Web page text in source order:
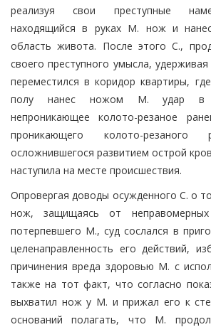
реализуя свои преступные
находящийся в руках М. нож и
область живота. После этого С.,
своего преступного умысла,
переместился в коридор квартиры,
полу нанес ножом М. удар в
непроникающее колото-резаное
проникающего колото-резаного
осложнившегося развитием острой
наступила на месте происшествия.
Опровергая доводы осужденного С. о
нож, защищаясь от
потерпевшего М., суд сослался в
целенаправленность его действий,
причинения вреда здоровью М. с
также на тот факт, что согласно
выхватил нож у М. и прижал его к
оснований полагать, что М.